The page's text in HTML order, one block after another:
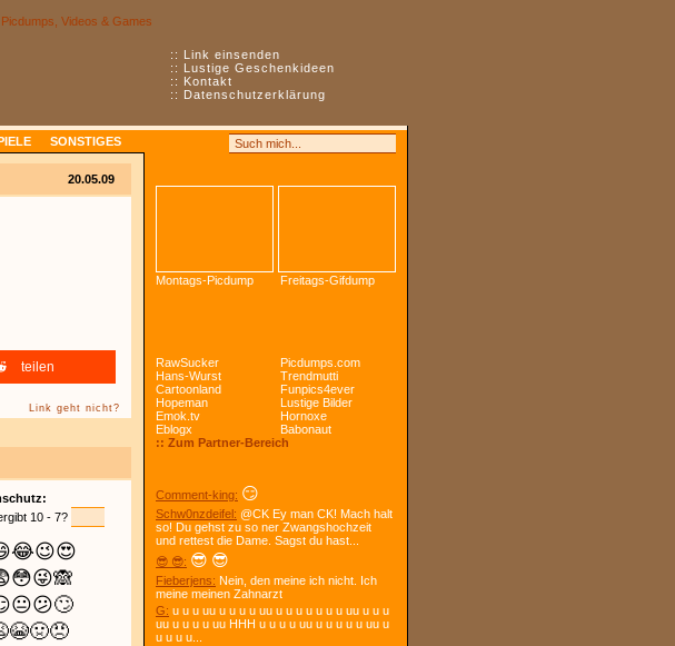
:: Link einsenden
:: Lustige Geschenkideen
:: Kontakt
:: Datenschutzerklärung
SONSTIGES
20.05.09
teilen
Link geht nicht?
10 - 7?
😂😉😍
😳😜🙈
😐😕🙄
😭🤢😠
Montags-Picdump Freitags-Gifdump
RawSucker
Picdumps.com
Hans-Wurst
Trendmutti
Cartoonland
Funpics4ever
Hopeman
Lustige Bilder
Emok.tv
Hornoxe
Eblogx
Babonaut
:: Zum Partner-Bereich
Comment-king: 😏
Schw0nzdeifel: @CK Ey man CK! Mach halt
so! Du gehst zu so ner Zwangshochzeit
und rettest die Dame. Sagst du hast...
😎 😎: 😎 😎
Fieberjens: Nein, den meine ich nicht. Ich
meine meinen Zahnarzt
G: u u u uu u u u u uu u u u u u u u uu u u u
uu u u u u uu HHH u u u u uu u u u u u uu u
u u u u...